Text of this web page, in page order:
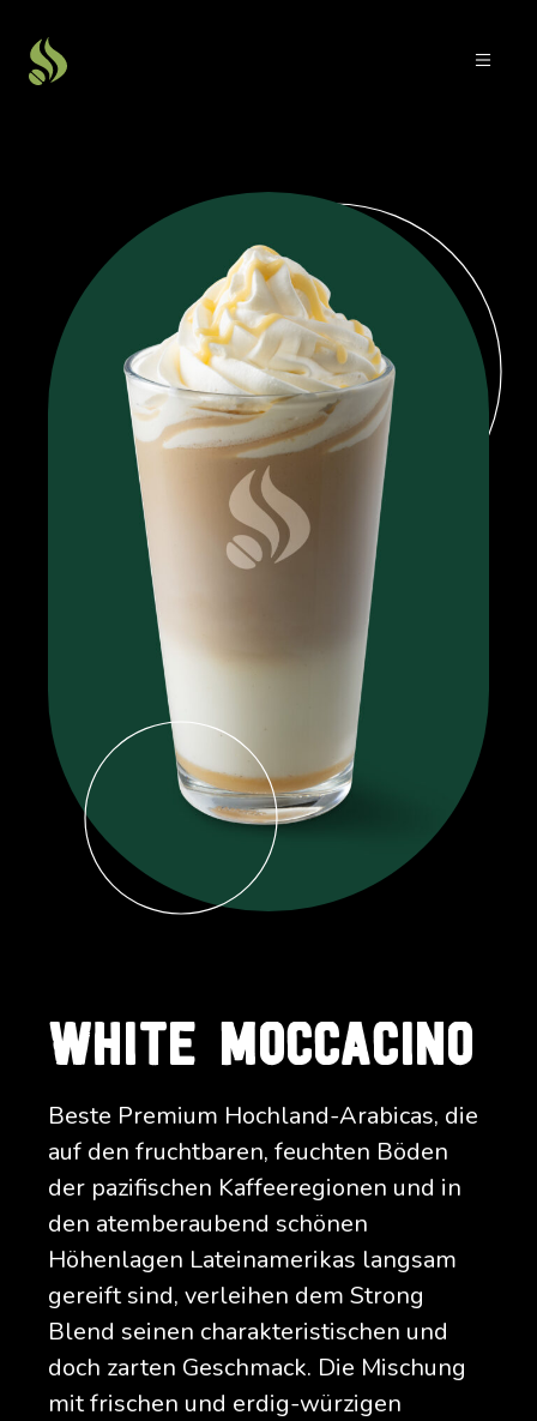
WHITE MOCCACINO
Beste Premium Hochland-Arabicas, die
auf den fruchtbaren, feuchten Böden
der pazifischen Kaffeeregionen und in
den atemberaubend schönen
Höhenlagen Lateinamerikas langsam
gereift sind, verleihen dem Strong
Blend seinen charakteristischen und
doch zarten Geschmack. Die Mischung
mit frischen und erdig-würzigen